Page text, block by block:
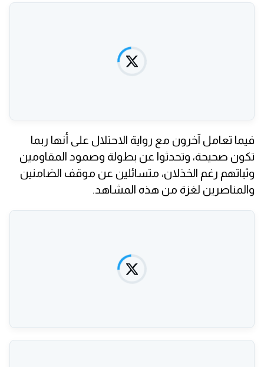
فيما تعامل آخرون مع رواية الاحتلال على أنها ربما
تكون صحيحة، وتحدثوا عن بطولة وصمود المقاومين
وثباتهم رغم الخذلان، متسائلين عن موقف الضامنين
والمناصرين لغزة من هذه المشاهد.